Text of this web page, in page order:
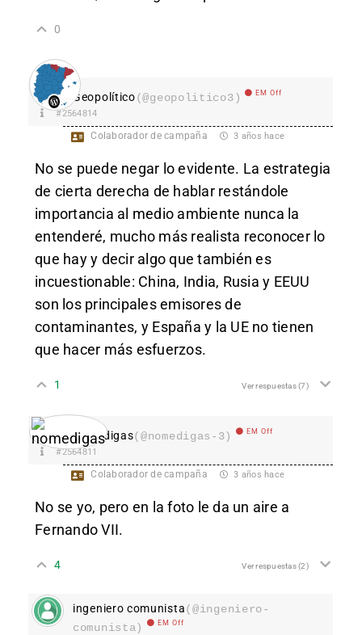
0
Geopolítico(@geopolitico3) EM Off
#2564814
Colaborador de campaña 3 años hace
No se puede negar lo evidente. La estrategia
de cierta derecha de hablar restándole
importancia al medio ambiente nunca la
entenderé, mucho más realista reconocer lo
que hay y decir algo que también es
incuestionable: China, India, Rusia y EEUU
son los principales emisores de
contaminantes, y España y la UE no tienen
que hacer más esfuerzos.
1 Ver respuestas(7)
nomedigas(@nomedigas-3) EM Off
#2564811
Colaborador de campaña 3 años hace
No se yo, pero en la foto le da un aire a
Fernando VII.
4 Ver respuestas(2)
ingeniero comunista(@ingeniero-
comunista)
EM Off